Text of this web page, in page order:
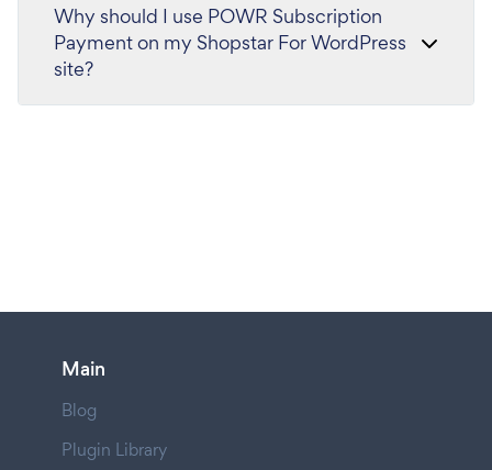
Why should I use POWR Subscription
Payment on my Shopstar For WordPress
site?
Main
Blog
Plugin Library